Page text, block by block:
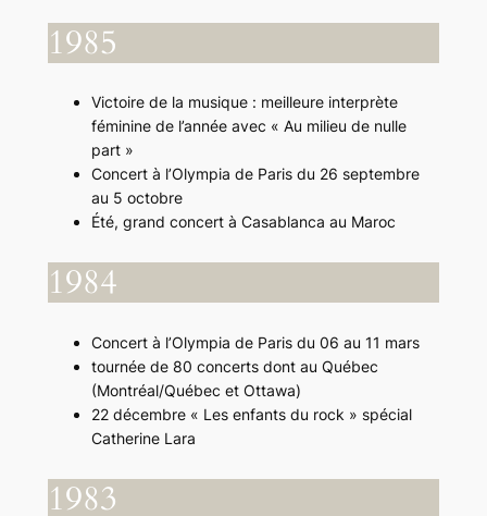
1985
Victoire de la musique : meilleure interprète
féminine de l’année avec « Au milieu de nulle
part »
Concert à l’Olympia de Paris du 26 septembre
au 5 octobre
Été, grand concert à Casablanca au Maroc
1984
Concert à l’Olympia de Paris du 06 au 11 mars
tournée de 80 concerts dont au Québec
(Montréal/Québec et Ottawa)
22 décembre « Les enfants du rock » spécial
Catherine Lara
1983